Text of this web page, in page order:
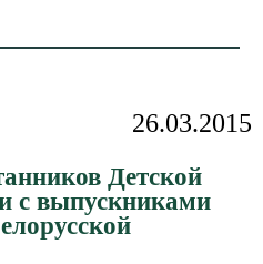
26.03.2015
Детской
с выпускниками